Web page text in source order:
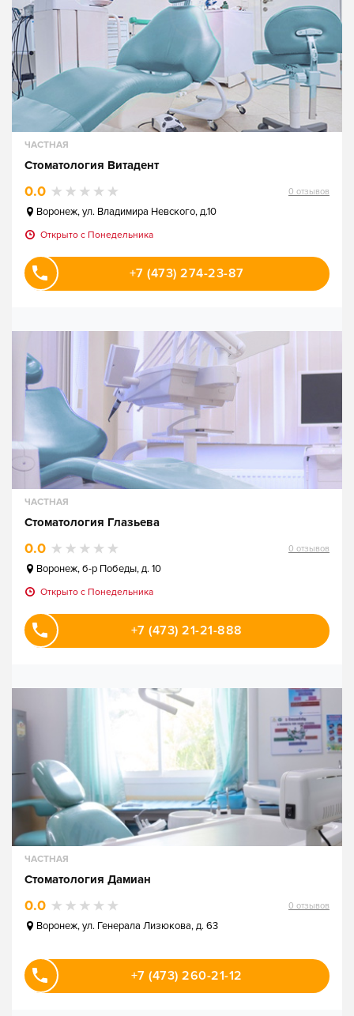
ЧАСТНАЯ
Стоматология Витадент
0.0 0 отзывов
Воронеж,ул. Владимира Невского, д.10
Открыто c Понедельника
+7 (473) 274-23-87
ЧАСТНАЯ
Стоматология Глазьева
0.0 0 отзывов
Воронеж,б-р Победы, д. 10
Открыто c Понедельника
+7 (473) 21-21-888
ЧАСТНАЯ
Стоматология Дамиан
0.0 0 отзывов
Воронеж,ул. Генерала Лизюкова, д. 63
+7 (473) 260-21-12